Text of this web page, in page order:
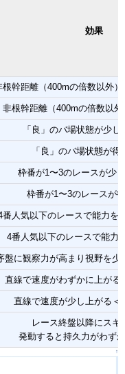
効果
根幹距離（400mの倍数以外
非根幹距離（400mの倍数以
「良」のバ場状態が少し
「良」のバ場状態が得
枠番が1〜3のレースが少
枠番が1〜3のレースが
番人気以下のレースで能力を
4番人気以下のレースで能力
盤に観察力が高まり視野を
直線で速度がわずかに上がる
直線で速度が少し上がる＜
レース終盤以降にスキ
発動すると持久力がわず
↑